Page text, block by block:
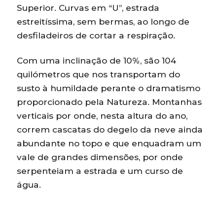
Superior. Curvas em “U”, estrada
estreitíssima, sem bermas, ao longo de
desfiladeiros de cortar a respiração.
Com uma inclinação de 10%, são 104
quilómetros que nos transportam do
susto à humildade perante o dramatismo
proporcionado pela Natureza. Montanhas
verticais por onde, nesta altura do ano,
correm cascatas do degelo da neve ainda
abundante no topo e que enquadram um
vale de grandes dimensões, por onde
serpenteiam a estrada e um curso de
água.